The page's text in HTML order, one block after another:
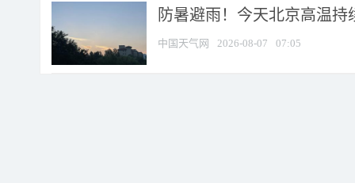
防暑避雨！今天北京高温
中国天气网 2026-08-07 07:05